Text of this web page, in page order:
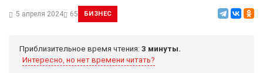
5 апреля 2024 65 БИЗНЕС
Приблизительное время чтения: 3 минуты.
Интересно, но нет времени читать?